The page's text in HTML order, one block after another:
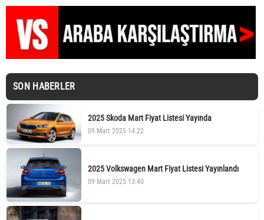
SON HABERLER
2025 Skoda Mart Fiyat Listesi Yayında
09 Mart 2025 14:22
2025 Volkswagen Mart Fiyat Listesi Yayınlandı
09 Mart 2025 13:40